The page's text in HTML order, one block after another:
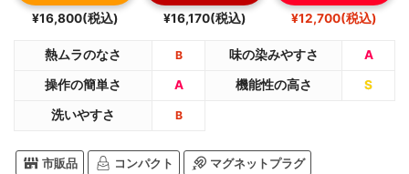
¥16,800(税込) ¥16,170(税込) ¥12,700(税込)
熱ムラのなさ B 味の染みやすさ A
操作の簡単さ A 機能性の高さ S
洗いやすさ B
市販品 コンパクト マグネットプラグ